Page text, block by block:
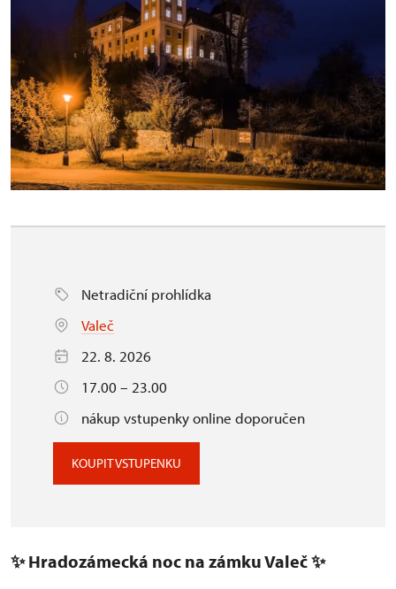
Netradiční prohlídka
Valeč
22. 8. 2026
17.00 – 23.00
nákup vstupenky online doporučen
KOUPIT VSTUPENKU
✨Hradozámecká noc na zámku Valeč✨